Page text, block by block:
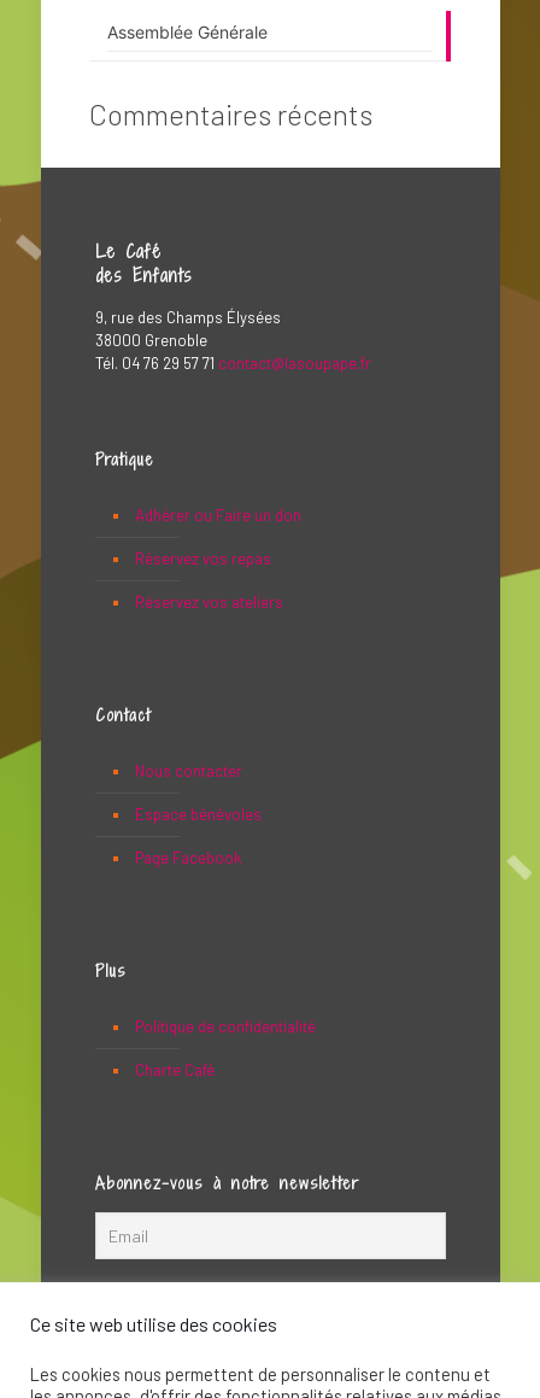
Assemblée Générale
Commentaires récents
Le Café
des Enfants
9, rue des Champs Élysées
38000 Grenoble
Tél. 04 76 29 57 71 contact@lasoupape.fr
Pratique
Adhérer ou Faire un don
Réservez vos repas
Réservez vos ateliers
Contact
Nous contacter
Espace bénévoles
Page Facebook
Plus
Politique de confidentialité
Charte Café
Abonnez-vous à notre newsletter
Ce site web utilise des cookies
Les cookies nous permettent de personnaliser le contenu et